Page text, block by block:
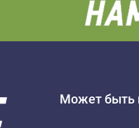
Может быть